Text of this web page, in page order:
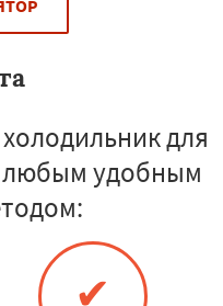
для
любым удобным
✔